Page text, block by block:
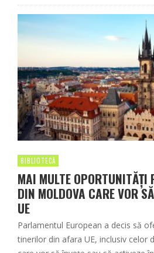
BIBLIOTECĂ
MAI MULTE OPORTUNITĂȚI
DIN MOLDOVA CARE VOR
UE
Parlamentul European a decis să
tinerilor din afara UE, inclusiv celor